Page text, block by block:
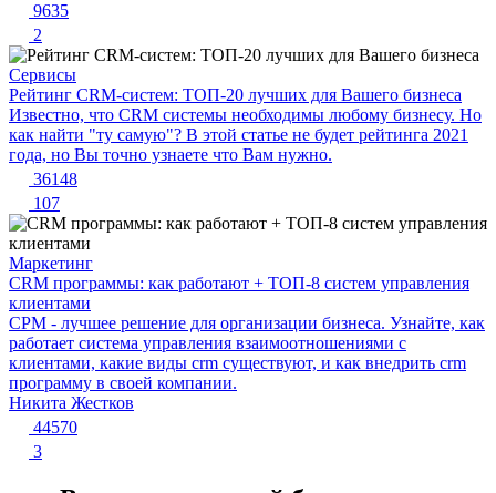
9635
2
Сервисы
Рейтинг CRM-систем: ТОП-20 лучших для Вашего бизнеса
Известно, что CRM системы необходимы любому бизнесу. Но
как найти "ту самую"? В этой статье не будет рейтинга 2021
года, но Вы точно узнаете что Вам нужно.
36148
107
Маркетинг
CRM программы: как работают + ТОП-8 систем управления
клиентами
СРМ - лучшее решение для организации бизнеса. Узнайте, как
работает система управления взаимоотношениями с
клиентами, какие виды crm существуют, и как внедрить crm
программу в своей компании.
Никита Жестков
44570
3